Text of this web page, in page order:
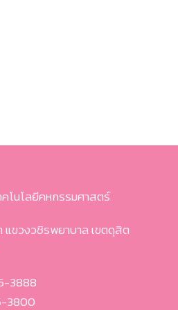
โนโลยีคหกรรมศาสตร์
แขวงวชิรพยาบาล เขตดุสิต
3888
3800